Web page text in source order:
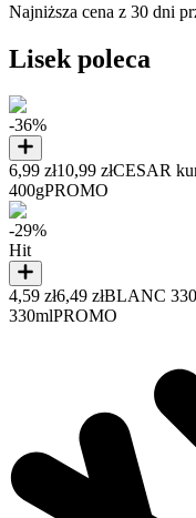
Najniższa cena z 30 dni
Lisek poleca
-36%
6,99 zł10,99 złCESAR
400gPROMO
-29%
Hit
4,59 zł6,49 złBLANC
330mlPROMO